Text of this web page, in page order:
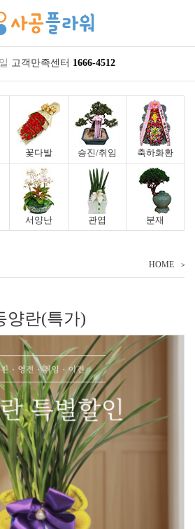
일 고객만족센터 1666-4512
꽃다발 승진/취임 축하화환
서양난 관엽 분재
HOME
양란(특가)